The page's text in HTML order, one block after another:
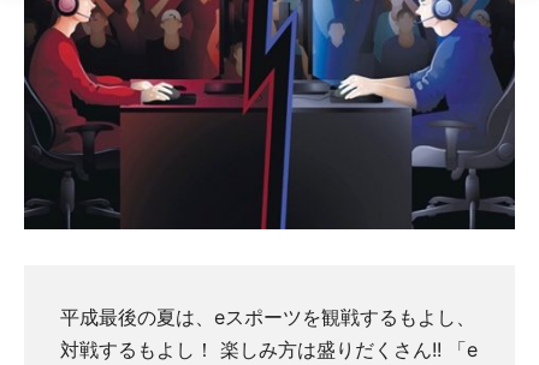
平成最後の夏は、eスポーツを観戦するもよし、
対戦するもよし！ 楽しみ方は盛りだくさん!! 「e